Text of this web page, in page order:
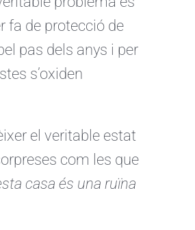
fa de protecció de
pas dels anys i per
s’oxiden
el veritable estat
com les que
casa és una ruïna